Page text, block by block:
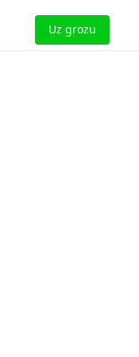
Uz grozu